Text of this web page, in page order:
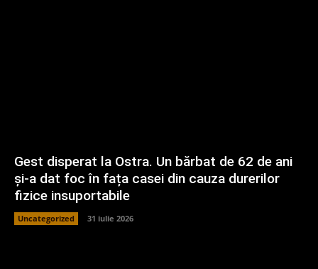
Gest disperat la Ostra. Un bărbat de 62 de ani
și-a dat foc în fața casei din cauza durerilor
fizice insuportabile
Uncategorized 31 iulie 2026